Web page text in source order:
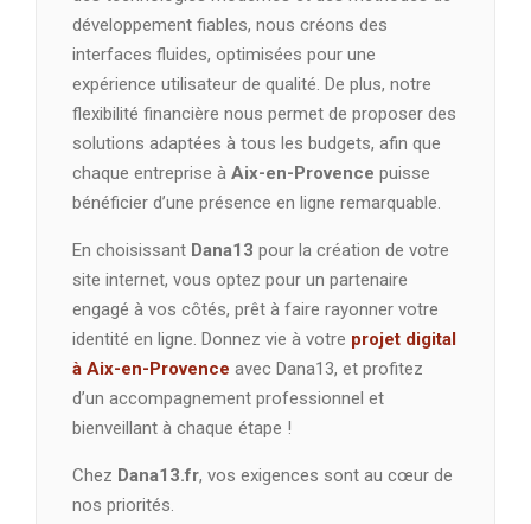
développement fiables, nous créons des
interfaces fluides, optimisées pour une
expérience utilisateur de qualité. De plus, notre
flexibilité financière nous permet de proposer des
solutions adaptées à tous les budgets, afin que
chaque entreprise à Aix-en-Provence puisse
bénéficier d’une présence en ligne remarquable.
En choisissant Dana13 pour la création de votre
site internet, vous optez pour un partenaire
engagé à vos côtés, prêt à faire rayonner votre
identité en ligne. Donnez vie à votre projet digital
à Aix-en-Provence avec Dana13, et profitez
d’un accompagnement professionnel et
bienveillant à chaque étape !
Chez Dana13.fr, vos exigences sont au cœur de
nos priorités.